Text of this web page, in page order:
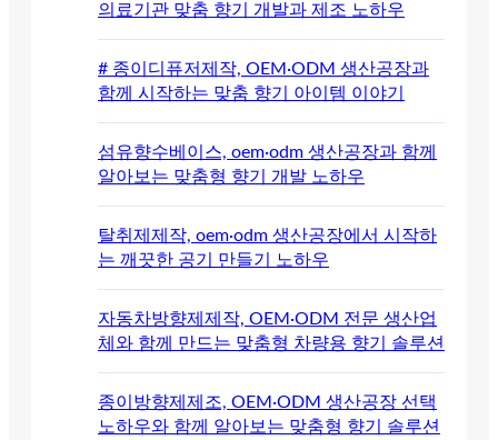
의료기관 맞춤 향기 개발과 제조 노하우
# 종이디퓨저제작, OEM·ODM 생산공장과
함께 시작하는 맞춤 향기 아이템 이야기
섬유향수베이스, oem·odm 생산공장과 함께
알아보는 맞춤형 향기 개발 노하우
탈취제제작, oem·odm 생산공장에서 시작하
는 깨끗한 공기 만들기 노하우
자동차방향제제작, OEM·ODM 전문 생산업
체와 함께 만드는 맞춤형 차량용 향기 솔루션
종이방향제제조, OEM·ODM 생산공장 선택
노하우와 함께 알아보는 맞춤형 향기 솔루션